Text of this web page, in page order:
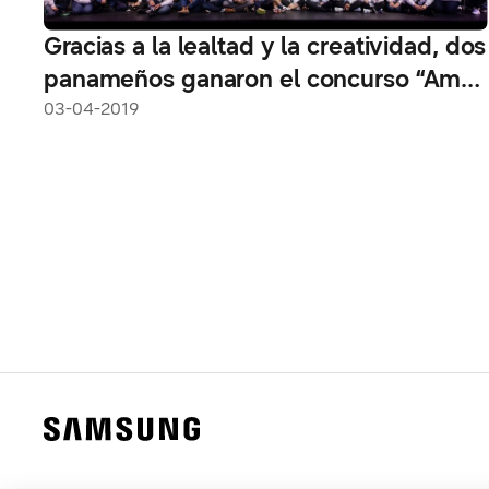
Gracias a la lealtad y la creatividad, dos
panameños ganaron el concurso “Amo
mi Galaxy”
03-04-2019